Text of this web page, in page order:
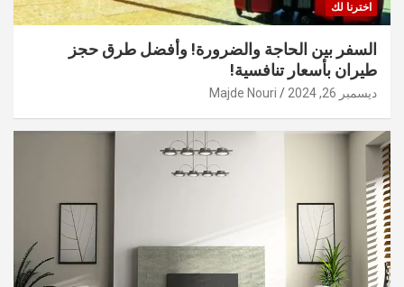
اخترنا لك
السفر بين الحاجة والضرورة! وأفضل طرق حجز
طيران بأسعار تنافسية!
ديسمبر 26, 2024 Majde Nouri